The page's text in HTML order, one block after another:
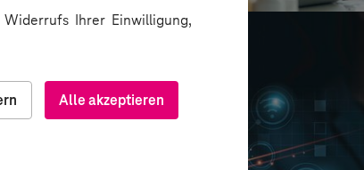
Ihrer Einwilligung,
Alle akzeptieren